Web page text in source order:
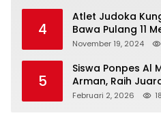
4
Atlet Judoka
Bawa Pulang 11
Emas dan 8
November 19, 2024
5
Siswa Ponpes Al
Arman, Raih
Putra di Riau
Februari 2, 2026